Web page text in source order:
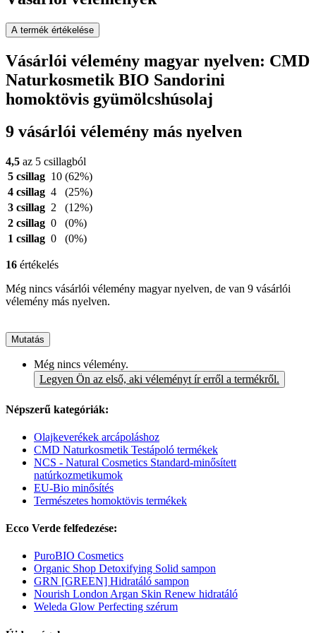
A termék értékelése
Vásárlói vélemény magyar nyelven: CMD
Naturkosmetik BIO Sandorini
homoktövis gyümölcshúsolaj
9 vásárlói vélemény más nyelven
4,5 az 5 csillagból
5 csillag 10 (62%)
4 csillag 4
(25%)
3 csillag 2
(12%)
2 csillag 0
(0%)
1 csillag 0 (0%)
16 értékelés
Még nincs vásárlói vélemény magyar nyelven, de van 9 vásárlói
vélemény más nyelven.
Mutatás
Még nincs vélemény.
Legyen Ön az első, aki véleményt ír erről a termékről.
Népszerű kategóriák:
Olajkeverékek arcápoláshoz
CMD Naturkosmetik Testápoló termékek
NCS - Natural Cosmetics Standard-minősített
natúrkozmetikumok
EU-Bio minősítés
Természetes homoktövis termékek
Ecco Verde felfedezése:
PuroBIO Cosmetics
Organic Shop Detoxifying Solid sampon
GRN [GREEN] Hidratáló sampon
Nourish London Argan Skin Renew hidratáló
Weleda Glow Perfecting szérum